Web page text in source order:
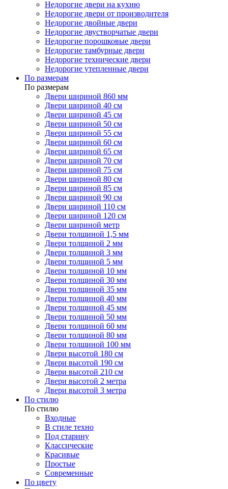
Недорогие двери на кухню
Недорогие двери от производителя
Недорогие двойные двери
Недорогие двустворчатые двери
Недорогие порошковые двери
Недорогие тамбурные двери
Недорогие технические двери
Недорогие утепленные двери
По размерам
По размерам
Двери шириной 860 мм
Двери шириной 40 см
Двери шириной 45 см
Двери шириной 50 см
Двери шириной 55 см
Двери шириной 60 см
Двери шириной 65 см
Двери шириной 70 см
Двери шириной 75 см
Двери шириной 80 см
Двери шириной 85 см
Двери шириной 90 см
Двери шириной 110 см
Двери шириной 120 см
Двери шириной метр
Двери толщиной 1,5 мм
Двери толщиной 2 мм
Двери толщиной 3 мм
Двери толщиной 5 мм
Двери толщиной 10 мм
Двери толщиной 30 мм
Двери толщиной 35 мм
Двери толщиной 40 мм
Двери толщиной 45 мм
Двери толщиной 50 мм
Двери толщиной 60 мм
Двери толщиной 80 мм
Двери толщиной 100 мм
Двери высотой 180 см
Двери высотой 190 см
Двери высотой 210 см
Двери высотой 2 метра
Двери высотой 3 метра
По стилю
По стилю
Входные
В стиле техно
Под старину
Классические
Красивые
Простые
Современные
По цвету